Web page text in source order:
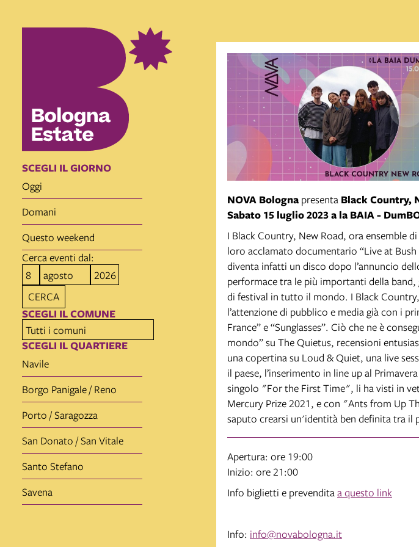
SCEGLI IL GIORNO
oggi
domani
questo weekend
Cerca eventi dal:
CERCA
SCEGLI IL COMUNE
SCEGLI IL QUARTIERE
Navile
Borgo Panigale / Reno
Porto / Saragozza
San Donato / San Vitale
Santo Stefano
Savena
NOVA Bologna presenta Black Country,
Sabato 15 luglio 2023 a la BAIA -
I Black Country, New Road, ora ensemble
loro acclamato documentario “Live at
diventa infatti un disco dopo l’annuncio
performace tra le più importanti della
di festival in tutto il mondo. I Black
l’attenzione di pubblico e media già con i
France” e “Sunglasses”. Ciò che ne è
mondo” su The Quietus, recensioni
una copertina su Loud & Quiet, una live
il paese, l’inserimento in line up al
singolo "For the First Time", li ha visti in
Mercury Prize 2021, e con "Ants from Up
saputo crearsi un'identità ben definita tra il
Apertura: ore 19:00
Inizio: ore 21:00
Info biglietti e prevenditaa questo link
Info: info@novabologna.it